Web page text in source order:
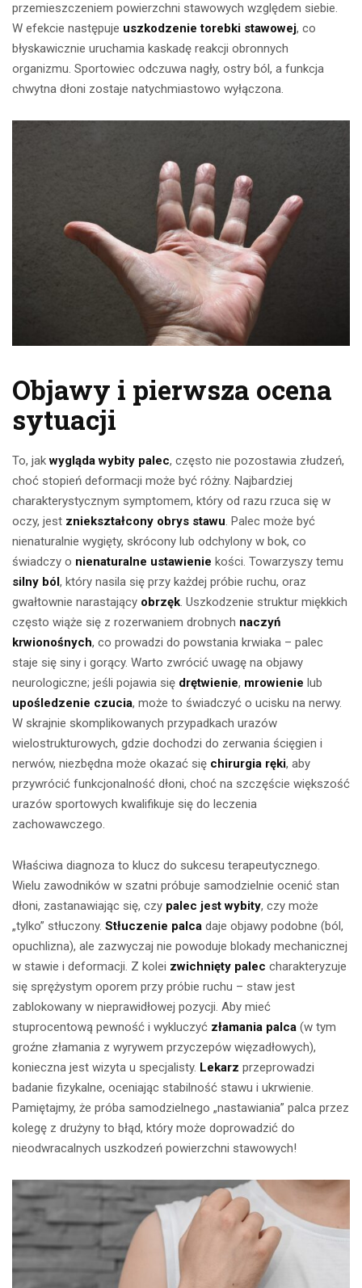
przemieszczeniem powierzchni stawowych względem siebie.
W efekcie następuje uszkodzenie torebki stawowej, co
błyskawicznie uruchamia kaskadę reakcji obronnych
organizmu. Sportowiec odczuwa nagły, ostry ból, a funkcja
chwytna dłoni zostaje natychmiastowo wyłączona.
Objawy i pierwsza ocena
sytuacji
To, jakwygląda wybity palec, często nie pozostawia złudzeń,
choć stopień deformacji może być różny. Najbardziej
charakterystycznym symptomem, który od razu rzuca się w
oczy, jest zniekształcony obrys stawu. Palec może być
nienaturalnie wygięty, skrócony lub odchylony w bok, co
świadczy o nienaturalne ustawienie kości. Towarzyszy temu
silny ból, który nasila się przy każdej próbie ruchu, oraz
gwałtownie narastający obrzęk. Uszkodzenie struktur miękkich
często wiąże się z rozerwaniem drobnych naczyń
krwionośnych, co prowadzi do powstania krwiaka – palec
staje się siny i gorący. Warto zwrócić uwagę na objawy
neurologiczne; jeśli pojawia się drętwienie, mrowienie lub
upośledzenie czucia, może to świadczyć o ucisku na nerwy.
W skrajnie skomplikowanych przypadkach urazów
wielostrukturowych, gdzie dochodzi do zerwania ścięgien i
nerwów, niezbędna może okazać się chirurgia ręki, aby
przywrócić funkcjonalność dłoni, choć na szczęście większość
urazów sportowych kwalifikuje się do leczenia
zachowawczego.
Właściwa diagnoza to klucz do sukcesu terapeutycznego.
Wielu zawodników w szatni próbuje samodzielnie ocenić stan
dłoni, zastanawiając się, czy palec jest wybity, czy może
„tylko” stłuczony. Stłuczenie palca daje objawy podobne (ból,
opuchlizna), ale zazwyczaj nie powoduje blokady mechanicznej
w stawie i deformacji. Z kolei zwichnięty palec charakteryzuje
się sprężystym oporem przy próbie ruchu – staw jest
zablokowany w nieprawidłowej pozycji. Aby mieć
stuprocentową pewność i wykluczyć złamania palca (w tym
groźne złamania z wyrywem przyczepów więzadłowych),
konieczna jest wizyta u specjalisty. Lekarz przeprowadzi
badanie fizykalne, oceniając stabilność stawu i ukrwienie.
Pamiętajmy, że próba samodzielnego „nastawiania” palca przez
kolegę z drużyny to błąd, który może doprowadzić do
nieodwracalnych uszkodzeń powierzchni stawowych!